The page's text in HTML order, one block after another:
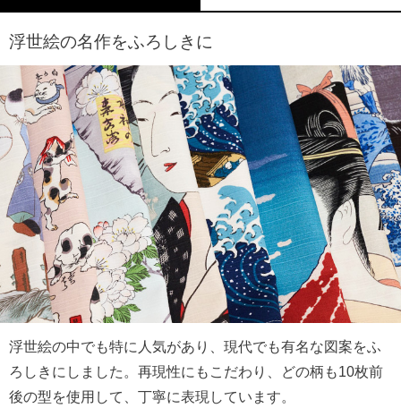
浮世絵の名作をふろしきに
浮世絵の中でも特に人気があり、現代でも有名な図案をふ
ろしきにしました。再現性にもこだわり、どの柄も10枚前
後の型を使用して、丁寧に表現しています。